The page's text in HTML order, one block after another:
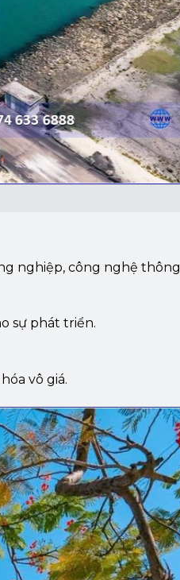
nghiệp, công nghệ thông
sự phát triển.
vô giá.